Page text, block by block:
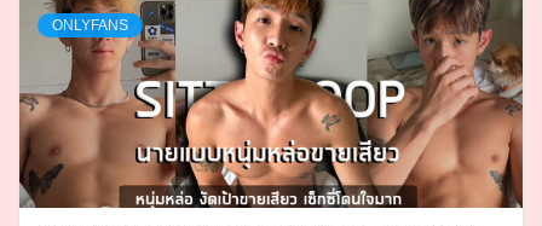
ONLYFANS